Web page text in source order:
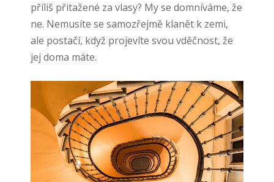
příliš přitažené za vlasy? My se domníváme, že
ne. Nemusíte se samozřejmě klanět k zemi,
ale postačí, když projevíte svou vděčnost, že
jej doma máte.